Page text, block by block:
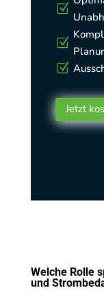
Z
Z
Z
Jetzt
Welche Rolle
und